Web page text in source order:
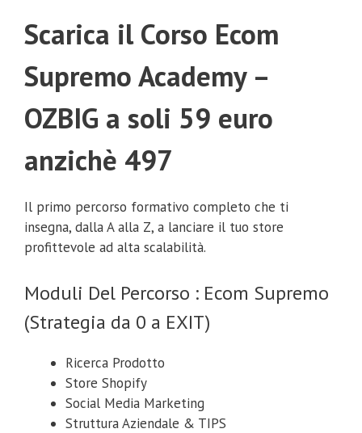
Scarica il Corso Ecom
Supremo Academy –
OZBIG a soli 59 euro
anzichè 497
Il primo percorso formativo completo che ti
insegna, dalla A alla Z, a lanciare il tuo store
profittevole ad alta scalabilità.
Moduli Del Percorso : Ecom Supremo
(Strategia da 0 a EXIT)
Ricerca Prodotto
Store Shopify
Social Media Marketing
Struttura Aziendale & TIPS